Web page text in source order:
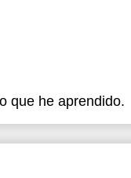
que he aprendido.